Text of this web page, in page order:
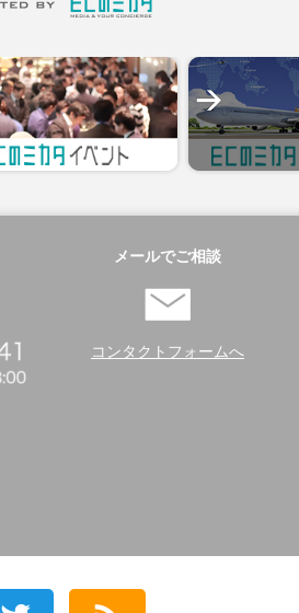
メールでご相談
コンタクトフォームへ